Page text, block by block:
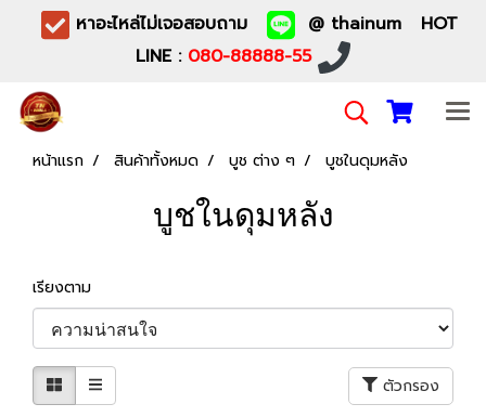
หาอะไหล่ไม่เจอสอบถาม
@ thainum HOT
LINE : 080-88888-55
หน้าแรก สินค้าทั้งหมด บูช ต่าง ๆ บูชในดุมหลัง
บูชในดุมหลัง
เรียงตาม
ตัวกรอง